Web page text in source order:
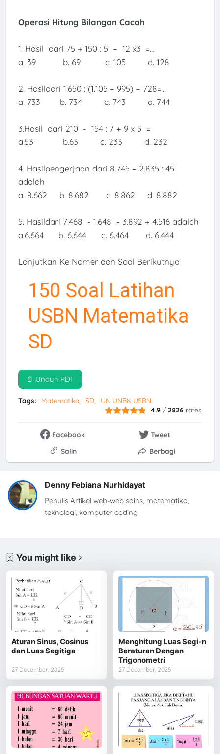
Operasi Hitung Bilangan Cacah
1. Hasil dari 75 + 150 : 5 – 12 x3 =…
a. 39
b. 69 c. 105 d. 128
2. Hasildari 1.650 : (1.105 – 995) + 728=…
a. 733
b. 734 c. 743 d. 744
3.Hasil dari 210 - 154 : 7 + 9 x 5 =
a.53
b.63 c. 233 d. 232
4. Hasilpengerjaan dari 8.745 – 2.835 : 45
adalah
a. 8.662
b. 8.682 c. 8.862 d. 8.882
5. Hasildari 7.468 - 1.648 - 3.892 + 4.516 adalah
a.6.664
b. 6.644 c. 6.464 d. 6.444
Lanjutkan Ke Nomer dan Soal Berikutnya
150 Soal Latihan
USBN Matematika
SD
📄 Unduh PDF
Tags: Matematika SD
UN UNBK USBN
4.9 /2826 rates
Facebook
Tweet
Salin
Berbagi
Denny Febiana Nurhidayat
Penulis Artikel web-web sains, matematika,
teknologi, komputer coding
You might like
Aturan Sinus, Cosinus
dan Luas Segitiga
27 December, 2025
Menghitung Luas Segi-n
Beraturan Dengan
Trigonometri
27 December, 2025